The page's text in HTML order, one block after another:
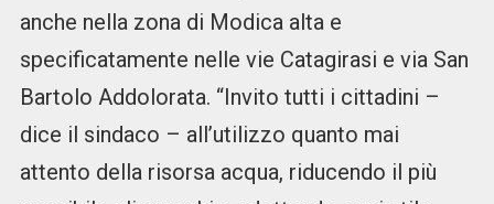
anche nella zona di Modica alta e
specificatamente nelle vie Catagirasi e via San
Bartolo Addolorata. “Invito tutti i cittadini –
dice il sindaco – all’utilizzo quanto mai
attento della risorsa acqua, riducendo il più